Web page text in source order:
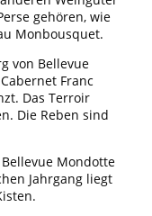
gehören, wie
Monbousquet.
von Bellevue
Franc
Das Terroir
Die Reben sind
Mondotte
Jahrgang liegt